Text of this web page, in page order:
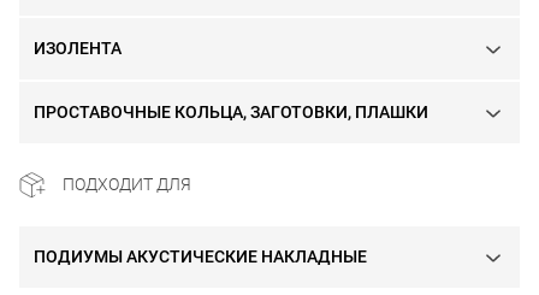
ИЗОЛЕНТА
ПРОСТАВОЧНЫЕ КОЛЬЦА, ЗАГОТОВКИ, ПЛАШКИ
ПОДХОДИТ ДЛЯ
ПОДИУМЫ АКУСТИЧЕСКИЕ НАКЛАДНЫЕ